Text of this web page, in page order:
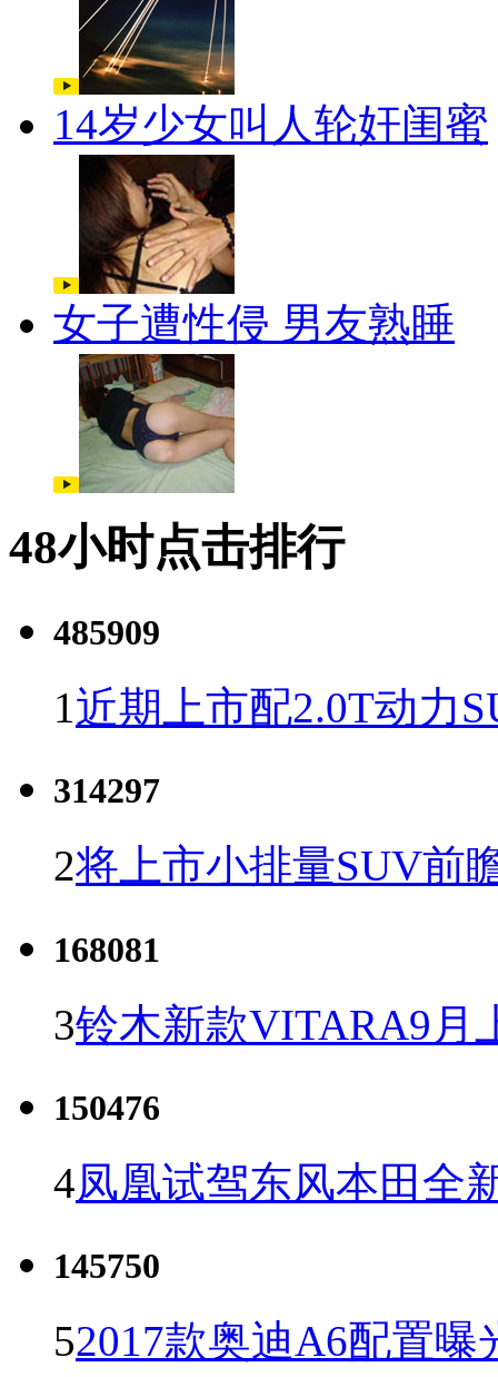
14岁少女叫人轮奸闺蜜
女子遭性侵 男友熟睡
48小时点击排行
485909
1近期上市配2.0T动力
314297
2将上市小排量SUV前
168081
3铃木新款VITARA9月
150476
4凤凰试驾东风本田全
145750
52017款奥迪A6配置曝